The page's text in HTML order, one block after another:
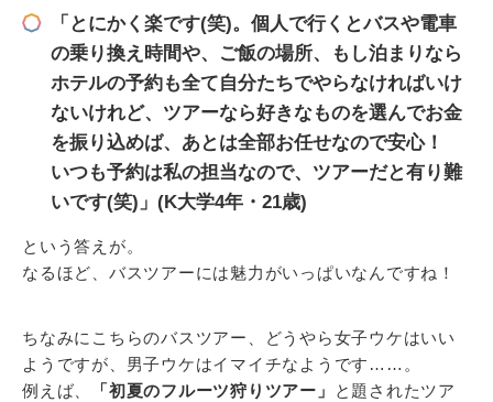
「とにかく楽です(笑)。個人で行くとバスや電車
の乗り換え時間や、ご飯の場所、もし泊まりなら
ホテルの予約も全て自分たちでやらなければいけ
ないけれど、ツアーなら好きなものを選んでお金
を振り込めば、あとは全部お任せなので安心！
いつも予約は私の担当なので、ツアーだと有り難
いです(笑)」(K大学4年・21歳)
という答えが。
なるほど、バスツアーには魅力がいっぱいなんですね！
ちなみにこちらのバスツアー、どうやら女子ウケはいい
ようですが、男子ウケはイマイチなようです……。
例えば、
「初夏のフルーツ狩りツアー」
と題されたツア